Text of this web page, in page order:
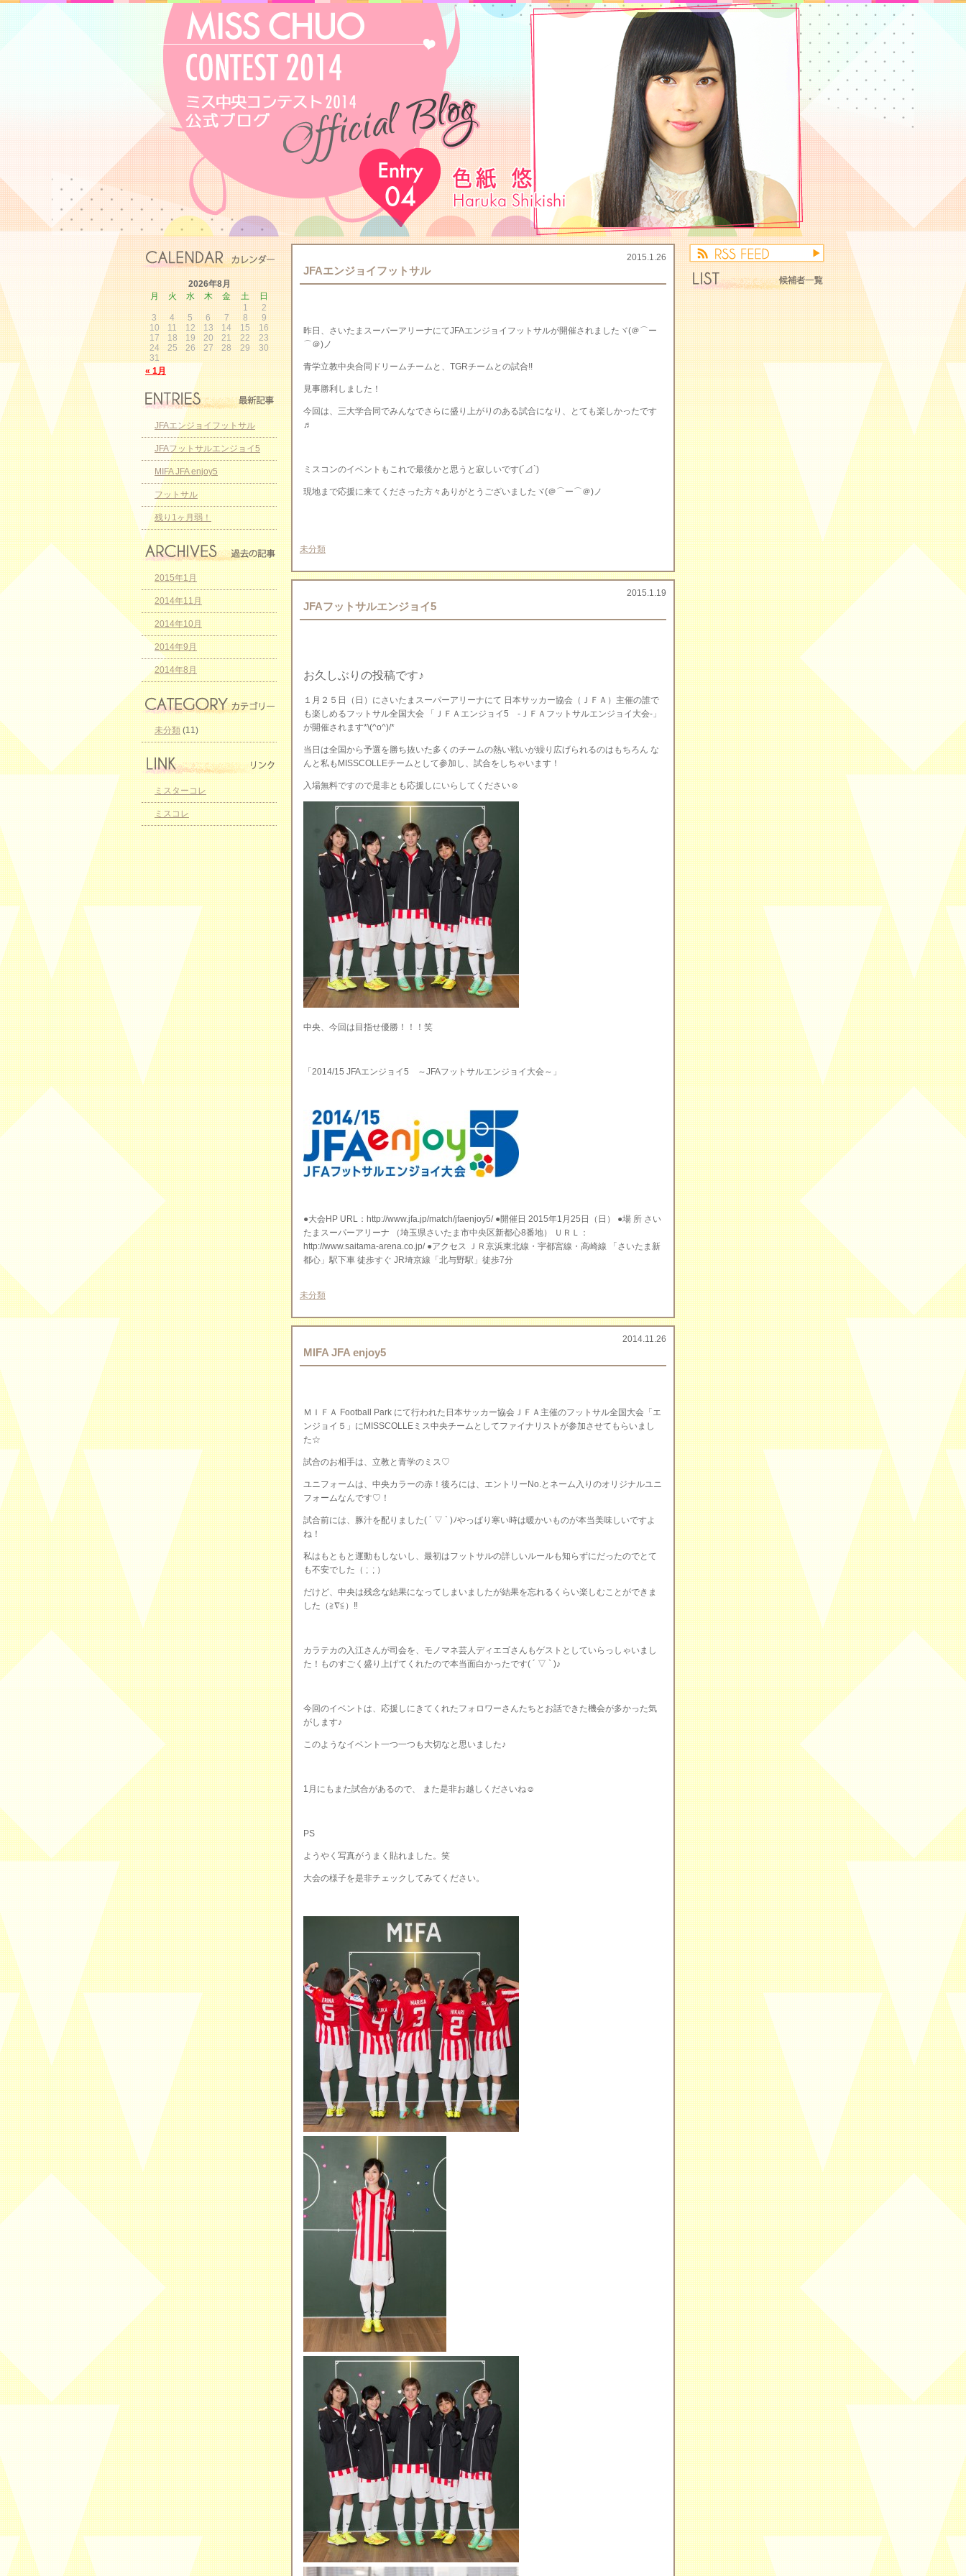
2015.1.26
JFAエンジョイフットサル
昨日、さいたまスーパーアリーナにてJFAエンジョイフットサルが開催されましたヾ(＠⌒ー
⌒＠)ノ
青学立教中央合同ドリームチームと、TGRチームとの試合!!
見事勝利しました！
今回は、三大学合同でみんなでさらに盛り上がりのある試合になり、とても楽しかったです
♬
ミスコンのイベントもこれで最後かと思うと寂しいです(´⊿`)
現地まで応援に来てくださった方々ありがとうございましたヾ(＠⌒ー⌒＠)ノ
未分類
2015.1.19
JFAフットサルエンジョイ5
お久しぶりの投稿です♪
１月２５日（日）にさいたまスーパーアリーナにて 日本サッカー協会（ＪＦＡ）主催の誰で
も楽しめるフットサル全国大会 「ＪＦＡエンジョイ5 -ＪＦＡフットサルエンジョイ大会-」
が開催されます*\(^o^)/*
当日は全国から予選を勝ち抜いた多くのチームの熱い戦いが繰り広げられるのはもちろん な
んと私もMISSCOLLEチームとして参加し、試合をしちゃいます！
入場無料ですので是非とも応援しにいらしてください☺︎
中央、今回は目指せ優勝！！！笑
「2014/15 JFAエンジョイ5 ～JFAフットサルエンジョイ大会～」
●大会HP URL：http://www.jfa.jp/match/jfaenjoy5/ ●開催日 2015年1月25日（日） ●場 所 さい
たまスーパーアリーナ （埼玉県さいたま市中央区新都心8番地） ＵＲＬ：
http://www.saitama-arena.co.jp/ ●アクセス ＪＲ京浜東北線・宇都宮線・高崎線 「さいたま新
都心」駅下車 徒歩すぐ JR埼京線「北与野駅」徒歩7分
未分類
2014.11.26
MIFA JFA enjoy5
ＭＩＦＡ Football Park にて行われた日本サッカー協会ＪＦＡ主催のフットサル全国大会「エ
ンジョイ５」にMISSCOLLEミス中央チームとしてファイナリストが参加させてもらいまし
た☆
試合のお相手は、立教と青学のミス♡
ユニフォームは、中央カラーの赤！後ろには、エントリーNo.とネーム入りのオリジナルユニ
フォームなんです♡！
試合前には、豚汁を配りました( ´ ▽ ` )ﾉやっぱり寒い時は暖かいものが本当美味しいですよ
ね！
私はもともと運動もしないし、最初はフットサルの詳しいルールも知らずにだったのでとて
も不安でした（ ; ; ）
だけど、中央は残念な結果になってしまいましたが結果を忘れるくらい楽しむことができま
した（≧∇≦）‼︎
カラテカの入江さんが司会を、モノマネ芸人ディエゴさんもゲストとしていらっしゃいまし
た！ものすごく盛り上げてくれたので本当面白かったです( ´ ▽ ` )♪
今回のイベントは、応援しにきてくれたフォロワーさんたちとお話できた機会が多かった気
がします♪
このようなイベント一つ一つも大切なと思いました♪
1月にもまた試合があるので、 また是非お越しくださいね☺︎
PS
ようやく写真がうまく貼れました。笑
大会の様子を是非チェックしてみてください。
2026年8月
月
火 水 木 金 土 日
« 1月
1
2
3
4 5 6 7 8
9
10
11 12 13 14 15
16
17
18 19 20 21 22
23
24
25 26 27 28 29
30
31
JFAエンジョイフットサル
JFAフットサルエンジョイ5
MIFA JFA enjoy5
フットサル
残り1ヶ月弱！
2015年1月
2014年11月
2014年10月
2014年9月
2014年8月
未分類(11)
ミスターコレ
ミスコレ